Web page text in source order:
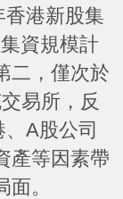
港新股集
資規模計
二，僅次於
易所，反
A股公司
產等因素帶
。